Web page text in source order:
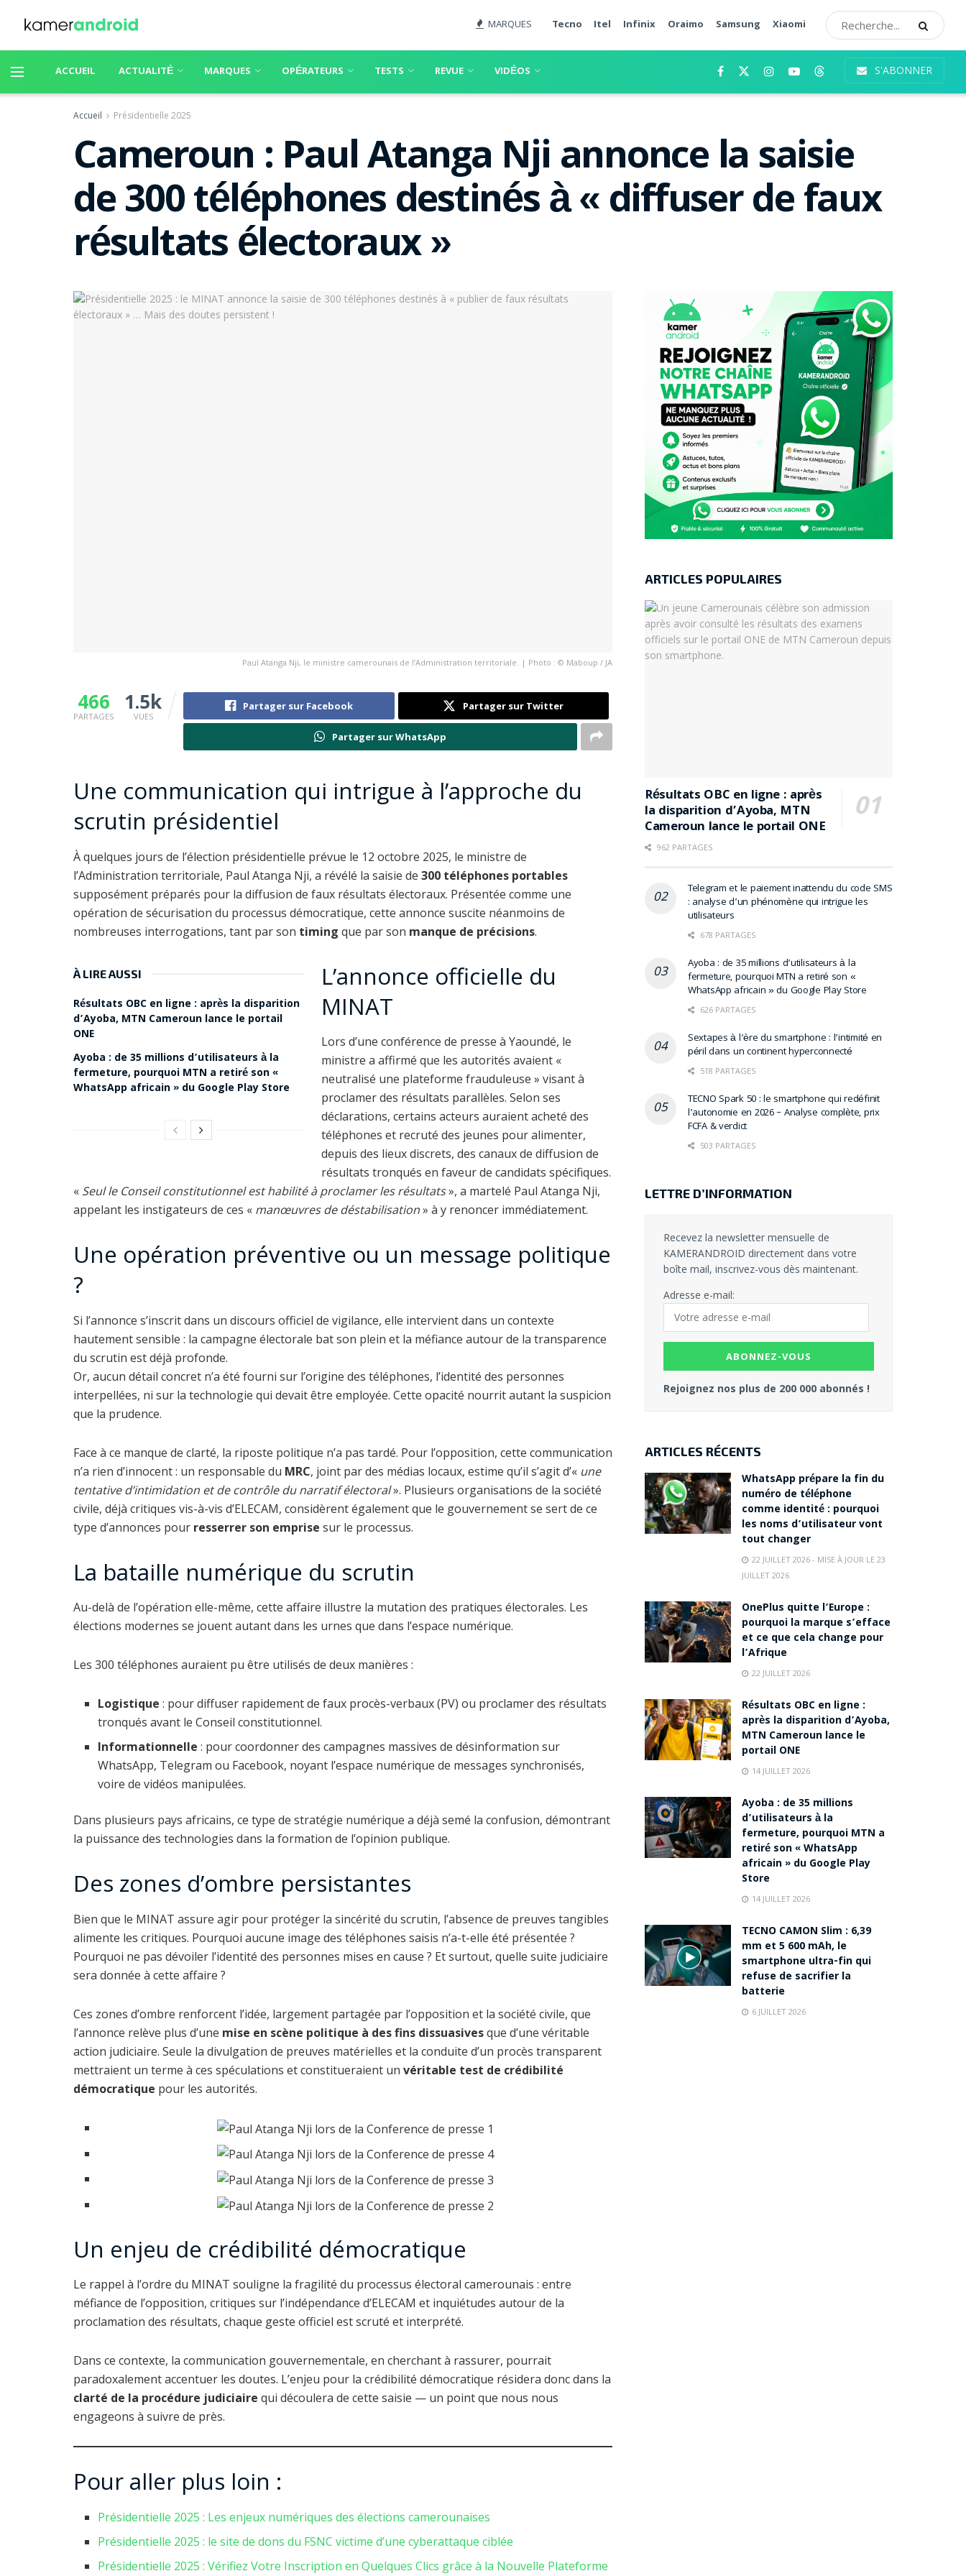
MARQUES Tecno Itel Infinix Oraimo Samsung Xiaomi
ACCUEIL ACTUALITÉ MARQUES OPÉRATEURS TESTS REVUE VIDÉOS S'ABONNER
Accueil Présidentielle 2025
Cameroun : Paul Atanga Nji annonce la saisie
de 300 téléphones destinés à « diffuser de faux
résultats électoraux »
Paul Atanga Nji, le ministre camerounais de l’Administration territoriale. | Photo : © Maboup / JA
466
PARTAGES
1.5k
VUES
Partager sur Facebook Partager sur Twitter
Partager sur WhatsApp
Une communication qui intrigue à l’approche du
scrutin présidentiel
À quelques jours de l’élection présidentielle prévue le 12 octobre 2025, le ministre de
l’Administration territoriale, Paul Atanga Nji, a révélé la saisie de 300 téléphones portables
supposément préparés pour la diffusion de faux résultats électoraux. Présentée comme une
opération de sécurisation du processus démocratique, cette annonce suscite néanmoins de
nombreuses interrogations, tant par son timing que par son manque de précisions.
À LIRE AUSSI
Résultats OBC en ligne : après la disparition
d’Ayoba, MTN Cameroun lance le portail
ONE
Ayoba : de 35 millions d’utilisateurs à la
fermeture, pourquoi MTN a retiré son «
WhatsApp africain » du Google Play Store
L’annonce officielle du
MINAT
Lors d’une conférence de presse à Yaoundé, le
ministre a affirmé que les autorités avaient «
neutralisé une plateforme frauduleuse » visant à
proclamer des résultats parallèles. Selon ses
déclarations, certains acteurs auraient acheté des
téléphones et recruté des jeunes pour alimenter,
depuis des lieux discrets, des canaux de diffusion de
résultats tronqués en faveur de candidats spécifiques.
« Seul le Conseil constitutionnel est habilité à proclamer les résultats», a martelé Paul Atanga Nji,
appelant les instigateurs de ces « manœuvres de déstabilisation» à y renoncer immédiatement.
Une opération préventive ou un message politique
?
Si l’annonce s’inscrit dans un discours officiel de vigilance, elle intervient dans un contexte
hautement sensible : la campagne électorale bat son plein et la méfiance autour de la transparence
du scrutin est déjà profonde.
Or, aucun détail concret n’a été fourni sur l’origine des téléphones, l’identité des personnes
interpellées, ni sur la technologie qui devait être employée. Cette opacité nourrit autant la suspicion
que la prudence.
Face à ce manque de clarté, la riposte politique n’a pas tardé. Pour l’opposition, cette communication
n’a rien d’innocent : un responsable du MRC, joint par des médias locaux, estime qu’il s’agit d’« une
tentative d’intimidation et de contrôle du narratif électoral». Plusieurs organisations de la société
civile, déjà critiques vis-à-vis d’ELECAM, considèrent également que le gouvernement se sert de ce
type d’annonces pour resserrer son emprise sur le processus.
La bataille numérique du scrutin
Au-delà de l’opération elle-même, cette affaire illustre la mutation des pratiques électorales. Les
élections modernes se jouent autant dans les urnes que dans l’espace numérique.
Les 300 téléphones auraient pu être utilisés de deux manières :
Logistique : pour diffuser rapidement de faux procès-verbaux (PV) ou proclamer des résultats
tronqués avant le Conseil constitutionnel.
Informationnelle : pour coordonner des campagnes massives de désinformation sur
WhatsApp, Telegram ou Facebook, noyant l’espace numérique de messages synchronisés,
voire de vidéos manipulées.
Dans plusieurs pays africains, ce type de stratégie numérique a déjà semé la confusion, démontrant
la puissance des technologies dans la formation de l’opinion publique.
Des zones d’ombre persistantes
Bien que le MINAT assure agir pour protéger la sincérité du scrutin, l’absence de preuves tangibles
alimente les critiques. Pourquoi aucune image des téléphones saisis n’a-t-elle été présentée ?
Pourquoi ne pas dévoiler l’identité des personnes mises en cause ? Et surtout, quelle suite judiciaire
sera donnée à cette affaire ?
Ces zones d’ombre renforcent l’idée, largement partagée par l’opposition et la société civile, que
l’annonce relève plus d’une mise en scène politique à des fins dissuasivesque d’une véritable
action judiciaire. Seule la divulgation de preuves matérielles et la conduite d’un procès transparent
mettraient un terme à ces spéculations et constitueraient un véritable test de crédibilité
démocratique pour les autorités.
Un enjeu de crédibilité démocratique
Le rappel à l’ordre du MINAT souligne la fragilité du processus électoral camerounais : entre
méfiance de l’opposition, critiques sur l’indépendance d’ELECAM et inquiétudes autour de la
proclamation des résultats, chaque geste officiel est scruté et interprété.
Dans ce contexte, la communication gouvernementale, en cherchant à rassurer, pourrait
paradoxalement accentuer les doutes. L’enjeu pour la crédibilité démocratique résidera donc dans la
clarté de la procédure judiciaire qui découlera de cette saisie — un point que nous nous
engageons à suivre de près.
Pour aller plus loin :
Présidentielle 2025 : Les enjeux numériques des élections camerounaises
Présidentielle 2025 : le site de dons du FSNC victime d’une cyberattaque ciblée
Présidentielle 2025 : Vérifiez Votre Inscription en Quelques Clics grâce à la Nouvelle Plateforme
ARTICLES POPULAIRES
Résultats OBC en ligne : après
la disparition d’Ayoba, MTN
Cameroun lance le portail ONE
962 PARTAGES
Telegram et le paiement inattendu du code SMS
: analyse d’un phénomène qui intrigue les
utilisateurs
678 PARTAGES
Ayoba : de 35 millions d’utilisateurs à la
fermeture, pourquoi MTN a retiré son «
WhatsApp africain » du Google Play Store
626 PARTAGES
Sextapes à l’ère du smartphone : l’intimité en
péril dans un continent hyperconnecté
518 PARTAGES
TECNO Spark 50 : le smartphone qui redéfinit
l’autonomie en 2026 – Analyse complète, prix
FCFA & verdict
503 PARTAGES
LETTRE D’INFORMATION
Recevez la newsletter mensuelle de
KAMERANDROID directement dans votre
boîte mail, inscrivez-vous dès maintenant.
Adresse e-mail:
Rejoignez nos plus de 200 000 abonnés !
ARTICLES RÉCENTS
WhatsApp prépare la fin du
numéro de téléphone
comme identité : pourquoi
les noms d’utilisateur vont
tout changer
22 JUILLET 2026 - MISE À JOUR LE 23
JUILLET 2026
OnePlus quitte l’Europe :
pourquoi la marque s’efface
et ce que cela change pour
l’Afrique
22 JUILLET 2026
Résultats OBC en ligne :
après la disparition d’Ayoba,
MTN Cameroun lance le
portail ONE
14 JUILLET 2026
Ayoba : de 35 millions
d’utilisateurs à la
fermeture, pourquoi MTN a
retiré son « WhatsApp
africain » du Google Play
Store
14 JUILLET 2026
TECNO CAMON Slim : 6,39
mm et 5 600 mAh, le
smartphone ultra-fin qui
refuse de sacrifier la
batterie
6 JUILLET 2026